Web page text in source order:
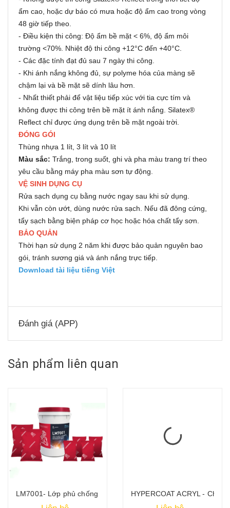
ẩm cao, hoặc dự báo có mưa hoặc độ ẩm cao trong vòng
48 giờ tiếp theo.
- Điều kiện thi công: Độ ẩm bề mặt < 6%, độ ẩm môi
trường <70%. Nhiệt độ thi công +12°C đến +40°C.
- Các đặc tính đạt đủ sau 7 ngày thi công.
- Khi ánh nắng không đủ, sự polyme hóa của màng sẽ
chậm lại và bề mặt sẽ dính lâu hơn.
- Nhất thiết phải để vật liệu tiếp xúc với tia cực tím và
không được thi công trên bề mặt ít ánh nắng. Silatex®
Reflect chỉ được ứng dụng trên bề mặt ngoài trời.
ĐÓNG GÓI
Thùng nhựa 1 lít, 3 lít và 10 lít
Màu sắc: Trắng, trong suốt, ghi và pha màu trang trí theo
yêu cầu bằng máy pha màu sơn tự động.
VỆ SINH DỤNG CỤ
Rửa sạch dụng cụ bằng nước ngay sau khi sử dụng.
Khi vẫn còn ướt, dùng nước rửa sạch. Nếu đã đông cứng,
tẩy sạch bằng biện pháp cơ học hoặc hóa chất tẩy sơn.
BẢO QUẢN
Thời hạn sử dụng 2 năm khi được bảo quản nguyên bao
gói, tránh sương giá và ánh nắng trực tiếp.
Download tài liệu tiếng Việt
Đánh giá (APP)
Sản phẩm liên quan
thấm Acrylic đàn hồi gốc nước
LM7001- Lớp phủ chống thấm linh hoạt 2 thành phần gốc
HYPERCOAT ACRYL -